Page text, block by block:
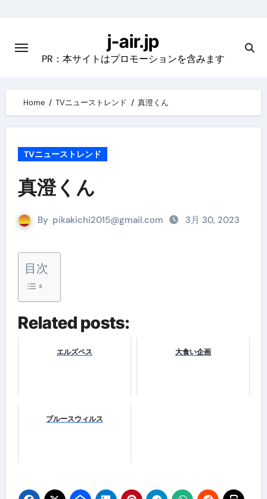
content
j-air.jp
PR：本サイトはプロモーションを含みます
Home TVニューストレンド 真澄くん
TVニューストレンド
真澄くん
By pikakichi2015@gmail.com 3月 30, 2023
目次
Related posts:
エルズペス 大食い企画
ブルースウィルス